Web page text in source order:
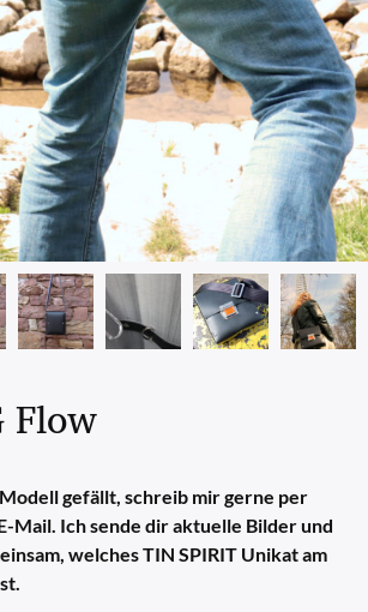
Flow
gefällt, schreib mir gerne per
Mail. Ich sende dir aktuelle Bilder und
welches TIN SPIRIT Unikat am